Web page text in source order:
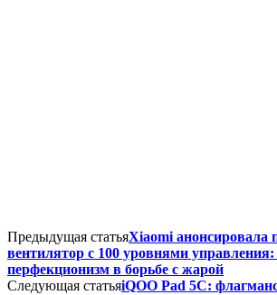
Предыдущая статьяXiaomi анонсировала
вентилятор с 100 уровнями
перфекционизм в борьбе с жарой
Следующая статьяiQOO Pad 5C: